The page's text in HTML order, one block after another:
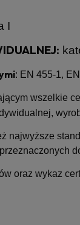
I
: EN 455-1,
wszelkie
najwyższe
oraz wykaz